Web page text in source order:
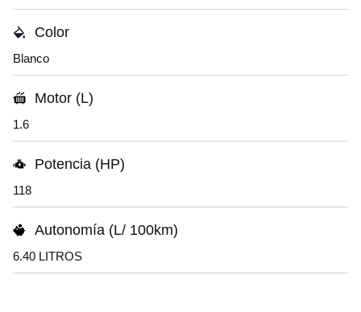
Color
Blanco
Motor (L)
1.6
Potencia (HP)
118
Autonomía (L/ 100km)
6.40 LITROS